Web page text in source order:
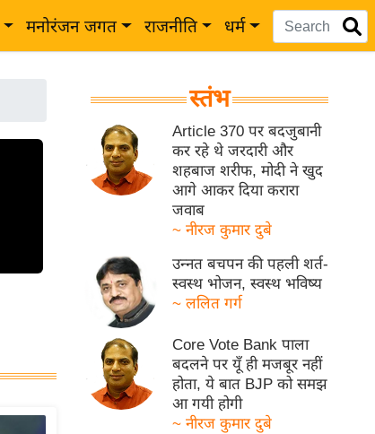
मनोरंजन जगत राजनीति धर्म
स्तंभ
Article 370 पर बदजुबानी
कर रहे थे जरदारी और
शहबाज शरीफ, मोदी ने खुद
आगे आकर दिया करारा
जवाब
~ नीरज कुमार दुबे
उन्नत बचपन की पहली शर्त-
स्वस्थ भोजन, स्वस्थ भविष्य
~ ललित गर्ग
Core Vote Bank पाला
बदलने पर यूँ ही मजबूर नहीं
होता, ये बात BJP को समझ
आ गयी होगी
~ नीरज कुमार दुबे